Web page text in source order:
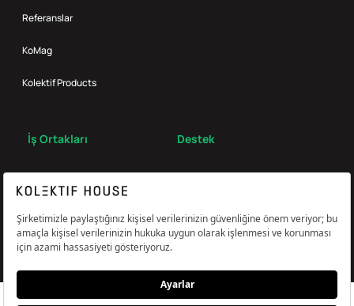
Referanslar
KoMag
Kolektif Products
İş Ortakları Destek
Çerez Tercihlerini Yönetin